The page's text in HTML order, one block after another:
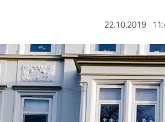
berlin
nord
wahrheit
22.10.2019